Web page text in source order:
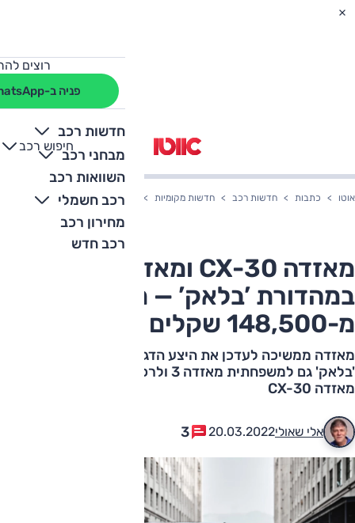
רוצים
פניה ב-WhatsApp
חדשות רכב
מבחני רכב
השוואות רכב
רכב חשמלי
מחירון רכב
רכב חדש
חיפוש רכב
+
-
אוטו כתבות חדשות רכב חדשות מקומיות מאזדה CX-30 ומאזדה 3 2022 במהדורת ’בלאק’ — מחיר מ-148,500 שקלים
במהדורת ’בלאק’ — מחיר
מ-148,500 שקלים
מאזדה ממשיכה לעדכן את היצע הדגמים שלה עם מהדורות
'בלאק' גם למשפחתית מאזדה 3 ולרכב הפנאי הקומפקטי
מאזדה CX-30
אלי שאולי20.03.2022
3